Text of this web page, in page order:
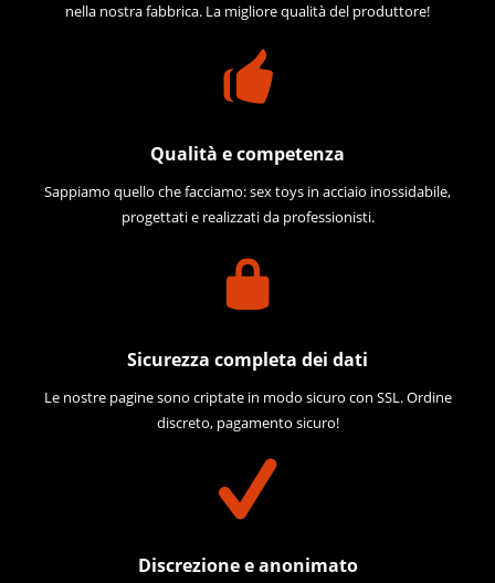
nella nostra fabbrica. La migliore qualità del produttore!
Qualità e competenza
Sappiamo quello che facciamo: sex toys in acciaio inossidabile,
progettati e realizzati da professionisti.
Sicurezza completa dei dati
Le nostre pagine sono criptate in modo sicuro con SSL. Ordine
discreto, pagamento sicuro!
Discrezione e anonimato